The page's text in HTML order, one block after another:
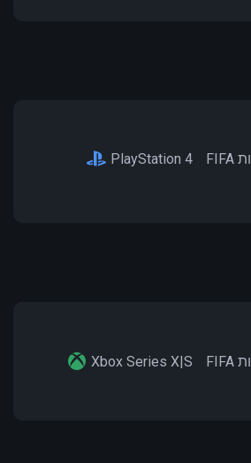
PlayStation 4
Xbox Series X|S